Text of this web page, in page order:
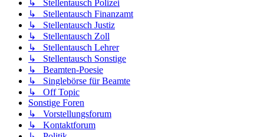
↳ Stellentausch Polizei
↳ Stellentausch Finanzamt
↳ Stellentausch Justiz
↳ Stellentausch Zoll
↳ Stellentausch Lehrer
↳ Stellentausch Sonstige
↳ Beamten-Poesie
↳ Singlebörse für Beamte
↳ Off Topic
Sonstige Foren
↳ Vorstellungsforum
↳ Kontaktforum